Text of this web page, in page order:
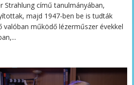
Strahlung című tanulmányában,
majd 1947-ben be is tudták
valóban működő lézerműszer évekkel